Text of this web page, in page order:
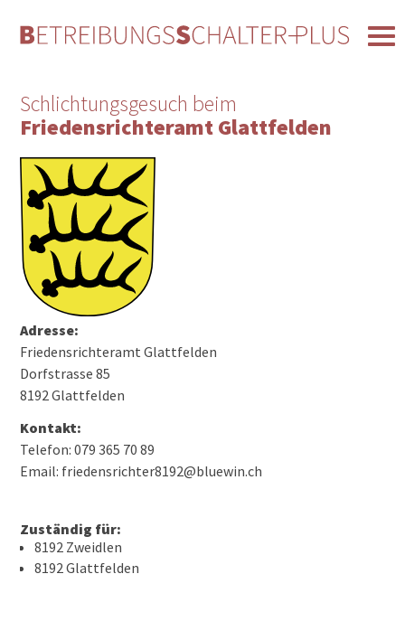
Schlichtungsgesuch beim
Friedensrichteramt Glattfelden
Adresse:
Friedensrichteramt Glattfelden
Dorfstrasse 85
8192 Glattfelden
Kontakt:
Telefon: 079 365 70 89
Email: friedensrichter8192@bluewin.ch
Zuständig für:
8192 Zweidlen
8192 Glattfelden